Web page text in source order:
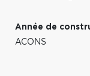
Année de
ACONS